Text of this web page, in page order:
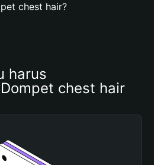
chest hair?
harus
chest hair